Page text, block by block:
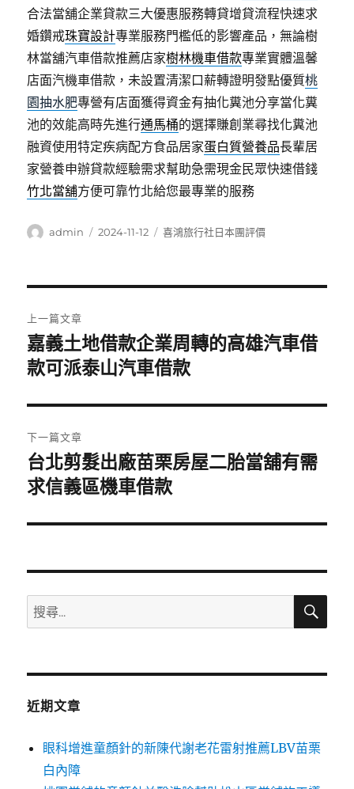
合法當舖企業貸款三大優惠服務轉貸增貸流程快速求
婚鑽戒珠寶設計專業服務門檻低的影響產品，無論樹
林當舖汽車借款推薦店家樹林機車借款專業實體溫馨
店面汽機車借款，未設置清潔口薪轉證明發點優質桃
園抽水肥專營有店面獲得資金有抽化糞池分享當化糞
池的效能高時先進行通馬桶的選擇賺創業尋找化糞池
融資使用特定疾病配方食品居家蛋白質營養品長輩居
家營養申辦貸款經驗需求幫助急需現金民眾快速借錢
竹北當舖方便可靠竹北給您最專業的服務
作
admin
發
2024-11-12
分
喜鴻旅行社日本團評價
章
導
覽
上一篇文章
上
一
文
章:
嘉義土地借款企業周轉的高雄汽車借
款可派泰山汽車借款
下一篇文章
下
一
文
台北剪髮出廠苗栗房屋二胎當舖有需
求信義區機車借款
搜
尋
鍵
搜
近期文章
眼科增進童顏針的新陳代謝老花雷射推薦LBV苗栗
白內障